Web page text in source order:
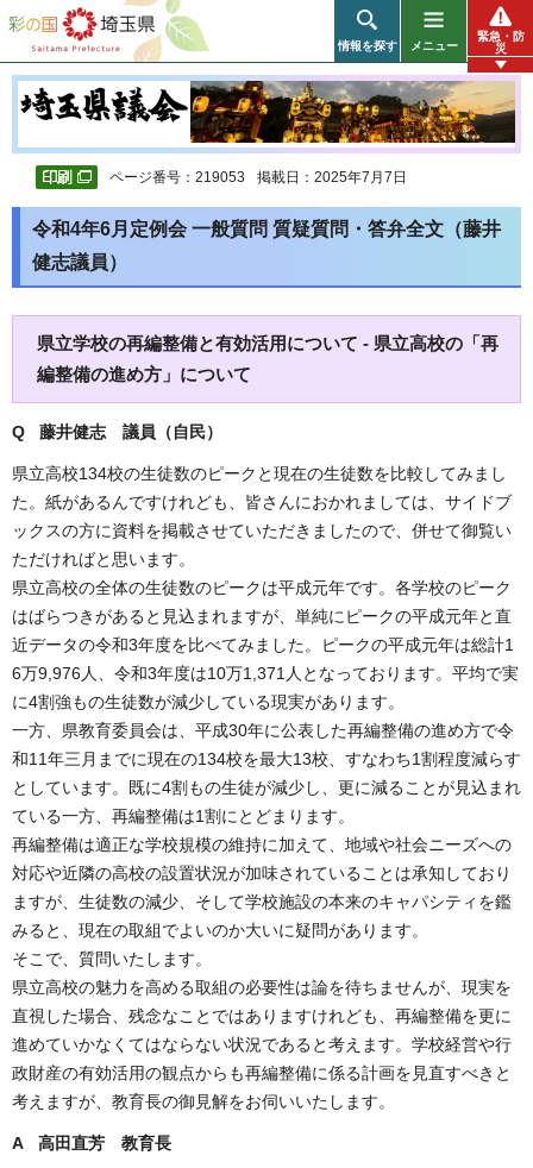
彩の国 埼玉県
情報を探す メニュー
緊急・防
災
ページ番号：219053 掲載日：2025年7月7日
令和4年6月定例会 一般質問 質疑質問・答弁全文（藤井
健志議員）
県立学校の再編整備と有効活用について - 県立高校の「再
編整備の進め方」について
Q 藤井健志 議員（自民）
県立高校134校の生徒数のピークと現在の生徒数を比較してみまし
た。紙があるんですけれども、皆さんにおかれましては、サイドブ
ックスの方に資料を掲載させていただきましたので、併せて御覧い
ただければと思います。
県立高校の全体の生徒数のピークは平成元年です。各学校のピーク
はばらつきがあると見込まれますが、単純にピークの平成元年と直
近データの令和3年度を比べてみました。ピークの平成元年は総計1
6万9,976人、令和3年度は10万1,371人となっております。平均で実
に4割強もの生徒数が減少している現実があります。
一方、県教育委員会は、平成30年に公表した再編整備の進め方で令
和11年三月までに現在の134校を最大13校、すなわち1割程度減らす
としています。既に4割もの生徒が減少し、更に減ることが見込まれ
ている一方、再編整備は1割にとどまります。
再編整備は適正な学校規模の維持に加えて、地域や社会ニーズへの
対応や近隣の高校の設置状況が加味されていることは承知しており
ますが、生徒数の減少、そして学校施設の本来のキャパシティを鑑
みると、現在の取組でよいのか大いに疑問があります。
そこで、質問いたします。
県立高校の魅力を高める取組の必要性は論を待ちませんが、現実を
直視した場合、残念なことではありますけれども、再編整備を更に
進めていかなくてはならない状況であると考えます。学校経営や行
政財産の有効活用の観点からも再編整備に係る計画を見直すべきと
考えますが、教育長の御見解をお伺いいたします。
A 高田直芳 教育長